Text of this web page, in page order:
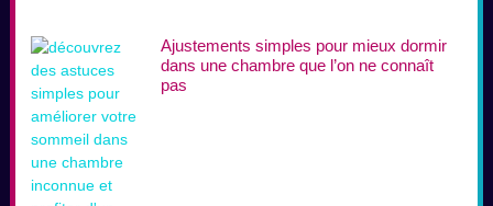
Ajustements simples pour mieux dormir
dans une chambre que l’on ne connaît
pas